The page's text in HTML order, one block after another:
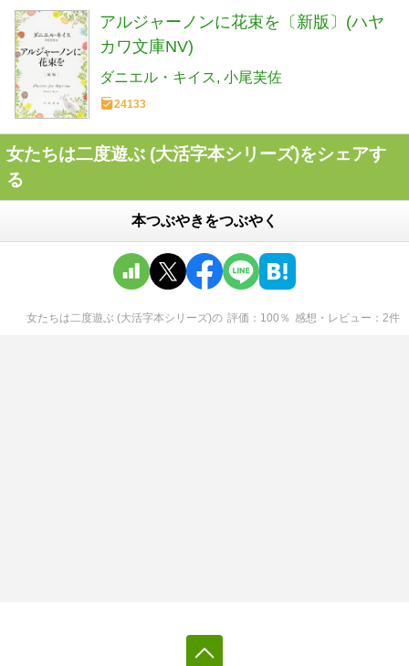
アルジャーノンに花束を〔新版〕(ハヤ
カワ文庫NV)
ダニエル・キイス 小尾芙佐
24133
女たちは二度遊ぶ (大活字本シリーズ)をシェアす
る
本つぶやきをつぶやく
女たちは二度遊ぶ (大活字本シリーズ)の 評価 100 ％ 感想・レビュー 2件